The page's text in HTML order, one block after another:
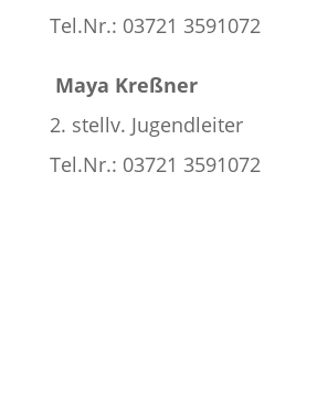
Tel.Nr.: 03721 3591072
Maya Kreßner
2. stellv. Jugendleiter
Tel.Nr.: 03721 3591072